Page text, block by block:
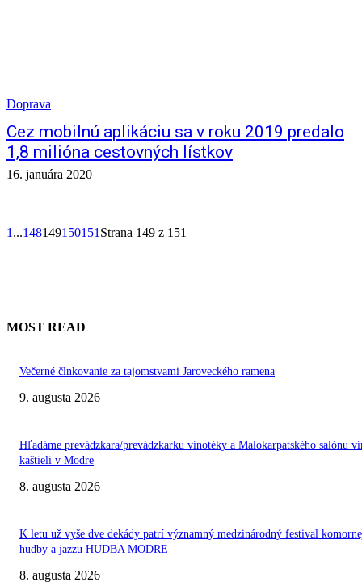
Doprava
Cez mobilnú aplikáciu sa v roku 2019 predalo
1,8 milióna cestovných lístkov
16. januára 2020
1 ...148149150151 Strana 149 z 151
MOST READ
Večerné člnkovanie za tajomstvami Jaroveckého ramena
9. augusta 2026
Hľadáme prevádzkara/prevádzkarku vínotéky a Malokarpatského salónu
kaštieli v Modre
8. augusta 2026
K letu už vyše dve dekády patrí významný medzinárodný festival
hudby a jazzu HUDBA MODRE
8. augusta 2026